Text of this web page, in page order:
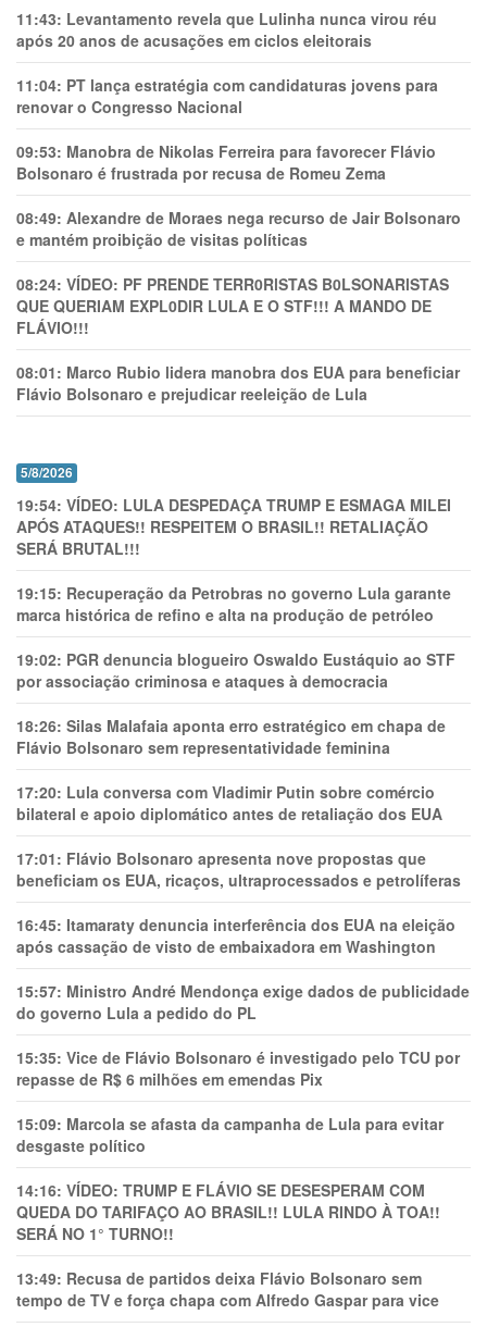
11:43: Levantamento revela que Lulinha nunca virou réu
após 20 anos de acusações em ciclos eleitorais
11:04: PT lança estratégia com candidaturas jovens para
renovar o Congresso Nacional
09:53: Manobra de Nikolas Ferreira para favorecer Flávio
Bolsonaro é frustrada por recusa de Romeu Zema
08:49: Alexandre de Moraes nega recurso de Jair Bolsonaro
e mantém proibição de visitas políticas
08:24: VÍDEO: PF PRENDE TERR0RlSTAS B0LSONARlSTAS
QUE QUERIAM EXPL0DlR LULA E O STF!!! A MANDO DE
FLÁVIO!!!
08:01: Marco Rubio lidera manobra dos EUA para beneficiar
Flávio Bolsonaro e prejudicar reeleição de Lula
5/8/2026
19:54: VÍDEO: LULA DESPEDAÇA TRUMP E ESMAGA MILEI
APÓS ATAQUES!! RESPEITEM O BRASIL!! RETALIAÇÃO
SERÁ BRUTAL!!!
19:15: Recuperação da Petrobras no governo Lula garante
marca histórica de refino e alta na produção de petróleo
19:02: PGR denuncia blogueiro Oswaldo Eustáquio ao STF
por associação criminosa e ataques à democracia
18:26: Silas Malafaia aponta erro estratégico em chapa de
Flávio Bolsonaro sem representatividade feminina
17:20: Lula conversa com Vladimir Putin sobre comércio
bilateral e apoio diplomático antes de retaliação dos EUA
17:01: Flávio Bolsonaro apresenta nove propostas que
beneficiam os EUA, ricaços, ultraprocessados e petrolíferas
16:45: Itamaraty denuncia interferência dos EUA na eleição
após cassação de visto de embaixadora em Washington
15:57: Ministro André Mendonça exige dados de publicidade
do governo Lula a pedido do PL
15:35: Vice de Flávio Bolsonaro é investigado pelo TCU por
repasse de R$ 6 milhões em emendas Pix
15:09: Marcola se afasta da campanha de Lula para evitar
desgaste político
14:16: VÍDEO: TRUMP E FLÁVIO SE DESESPERAM COM
QUEDA DO TARIFAÇO AO BRASIL!! LULA RINDO À TOA!!
SERÁ NO 1° TURNO!!
13:49: Recusa de partidos deixa Flávio Bolsonaro sem
tempo de TV e força chapa com Alfredo Gaspar para vice